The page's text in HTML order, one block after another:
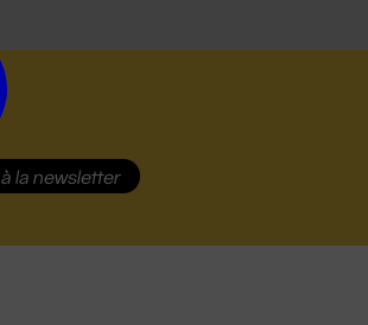
à la newsletter